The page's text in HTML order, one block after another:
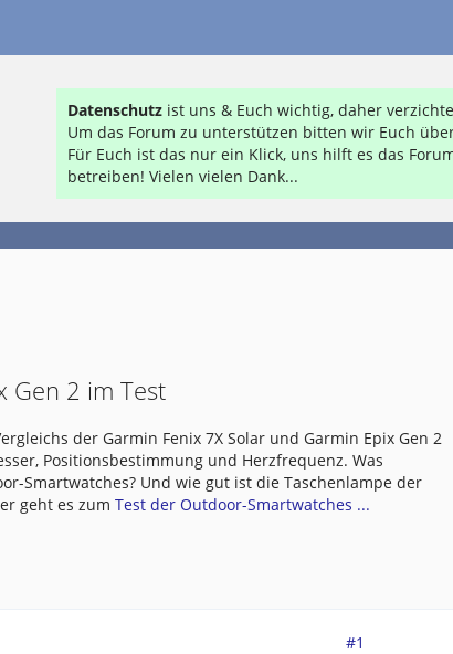
Datenschutz ist uns & Euch wichtig, daher
Um das Forum zu unterstützen bitten wir Euch
Für Euch ist das nur ein Klick, uns hilft es das
betreiben! Vielen vielen Dank...
Gen 2 im Test
der Garmin Fenix 7X Solar und Garmin Epix Gen 2
Positionsbestimmung und Herzfrequenz. Was
Smartwatches? Und wie gut ist die Taschenlampe der
geht es zumTest der Outdoor-Smartwatches ...
#1